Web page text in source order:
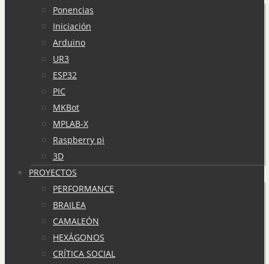
Ponencias
Iniciación
Arduino
UR3
ESP32
PIC
MKBot
MPLAB-X
Raspberry pi
3D
PROYECTOS
PERFORMANCE
BRAILEA
CAMALEÓN
HEXÁGONOS
CRÍTICA SOCIAL